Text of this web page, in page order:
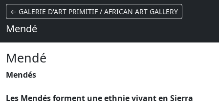
← GALERIE D'ART PRIMITIF / AFRICAN ART GALLERY
Mendé
Mendé
Mendés
Les Mendés forment une ethnie vivant en Sierra